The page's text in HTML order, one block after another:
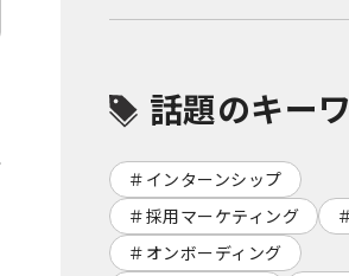
話題のキー
インターンシップ
採用マーケティング
オンボーディング